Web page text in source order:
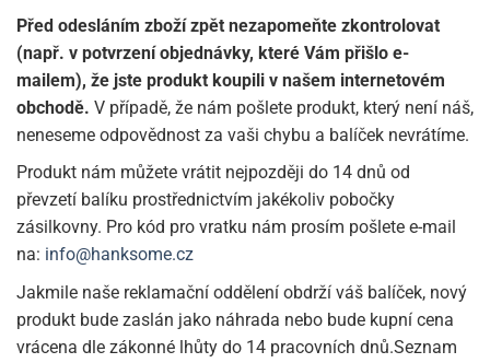
Před odesláním zboží zpět nezapomeňte zkontrolovat
(např. v potvrzení objednávky, které Vám přišlo e-
mailem), že jste produkt koupili v našem internetovém
obchodě. V případě, že nám pošlete produkt, který není náš,
neneseme odpovědnost za vaši chybu a balíček nevrátíme.
Produkt nám můžete vrátit nejpozději do 14 dnů od
převzetí balíku prostřednictvím jakékoliv pobočky
zásilkovny. Pro kód pro vratku nám prosím pošlete e-mail
na: info@hanksome.cz
Jakmile naše reklamační oddělení obdrží váš balíček, nový
produkt bude zaslán jako náhrada nebo bude kupní cena
vrácena dle zákonné lhůty do 14 pracovních dnů.Seznam